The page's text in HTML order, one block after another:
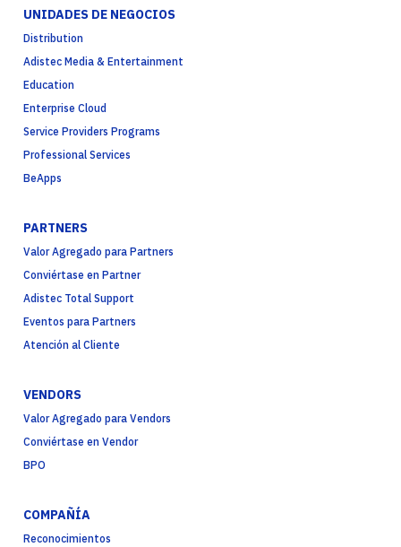
UNIDADES DE NEGOCIOS
Distribution
Adistec Media & Entertainment
Education
Enterprise Cloud
Service Providers Programs
Professional Services
BeApps
PARTNERS
Valor Agregado para Partners
Conviértase en Partner
Adistec Total Support
Eventos para Partners
Atención al Cliente
VENDORS
Valor Agregado para Vendors
Conviértase en Vendor
BPO
COMPAÑÍA
Reconocimientos